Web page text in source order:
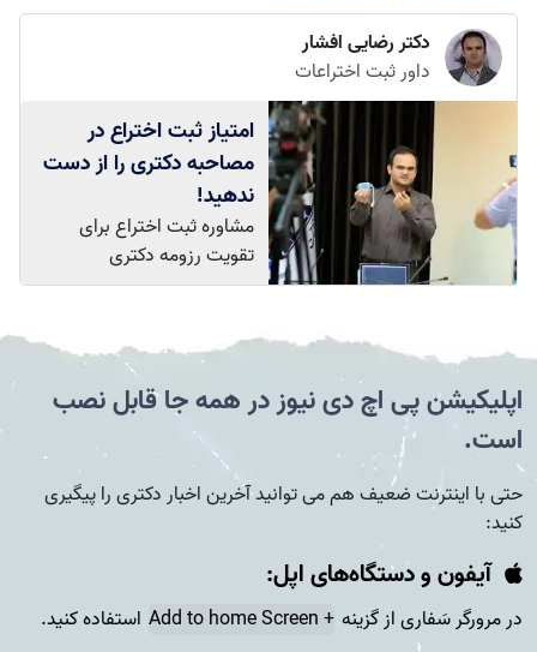
دکتر رضایی افشار
داور ثبت اختراعات
امتیاز ثبت اختراع در
مصاحبه دکتری را از دست
ندهید!
مشاوره ثبت اختراع برای
تقویت رزومه دکتری
اپلیکیشن پی اچ دی نیوز در همه جا قابل نصب
است.
حتی با اینترنت ضعیف هم می توانید آخرین اخبار دکتری را پیگیری
کنید:
آیفون و دستگاه‌های اپل:
در مرورگر سَفاری از گزینه + Add to home Screen استفاده کنید.